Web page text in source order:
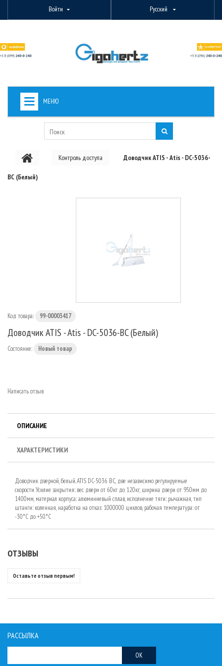
Войти Русский
МЕНЮ
PON ОБОРУДОВАНИЕ
Контроль доступа Доводчик ATIS - Atis - DC-5036-
BC (Белый)
Код товара: 99-00003417
Доводчик ATIS - Atis - DC-5036-BC (Белый)
Состояние: Новый товар
Написать отзыв
ОПИСАНИЕ
ХАРАКТЕРИСТИКИ
Доводчик дверной, белый. ATIS DC-5036 BC, две независимо регулируемые
скорости Усилие закрытия: вес двери от 60кг до 120кг, ширина двери от 950мм до
1400мм, материал корпуса: алюминиевый сплав, исполнение тяги: рычажная, тип
штанги: коленная, наработка на отказ: 1000000 циклов, рабочая температура: от
-30°C до +50°C
ОТЗЫВЫ
Оставьте отзыв первым!
РАССЫЛКА
OK